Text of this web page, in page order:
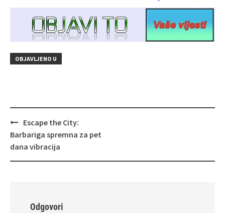
OBJAVLJENO U
Navigacija
objava
Escape the City:
Barbariga spremna za pet
dana vibracija
Odgovori